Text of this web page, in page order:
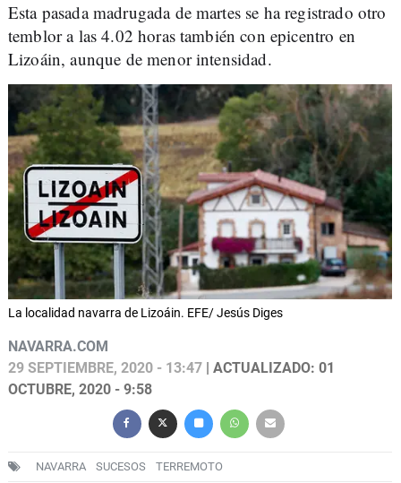
Esta pasada madrugada de martes se ha registrado otro
temblor a las 4.02 horas también con epicentro en
Lizoáin, aunque de menor intensidad.
La localidad navarra de Lizoáin. EFE/ Jesús Diges
NAVARRA.COM
29 SEPTIEMBRE, 2020 - 13:47 | ACTUALIZADO: 01
OCTUBRE, 2020 - 9:58
NAVARRA SUCESOS TERREMOTO